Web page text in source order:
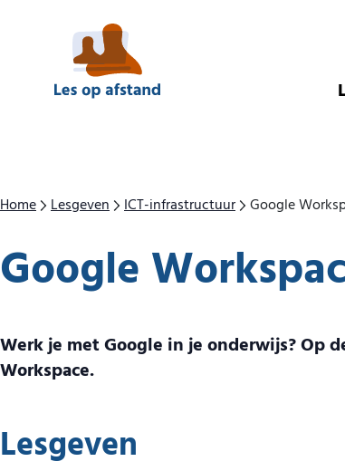
Home Lesgeven ICT-infrastructuur Google
Google
Werk je met Google in je onderwijs? Op
Workspace.
Lesgeven